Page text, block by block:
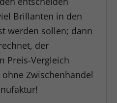
Brillanten in den
werden sollen; dann
der
Preis-Vergleich
Zwischenhandel